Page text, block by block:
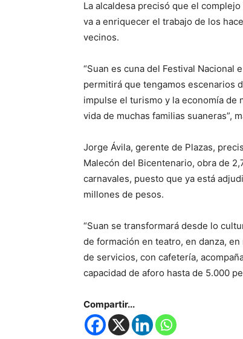
La alcaldesa precisó que el
va a enriquecer el trabajo de los
vecinos.
“Suan es cuna del Festival Nacional
permitirá que tengamos escenarios
impulse el turismo y la economía de
vida de muchas familias suaneras”,
Jorge Ávila, gerente de Plazas,
Malecón del Bicentenario, obra de
carnavales, puesto que ya está
millones de pesos.
“Suan se transformará desde lo
de formación en teatro, en danza,
de servicios, con cafetería,
capacidad de aforo hasta de 5.000
Compartir...